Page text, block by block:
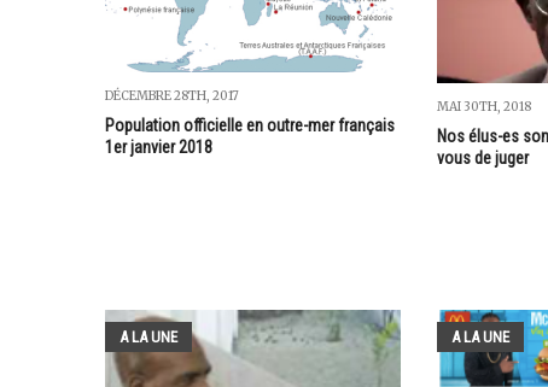
DÉCEMBRE 28TH, 2017
Population officielle en outre-mer français
1er janvier 2018
MAI 30TH, 2018
Nos élus-es
vous de juger
A LA UNE A LA UNE